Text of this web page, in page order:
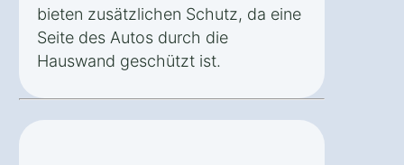
bieten zusätzlichen Schutz, da eine
Seite des Autos durch die
Hauswand geschützt ist.